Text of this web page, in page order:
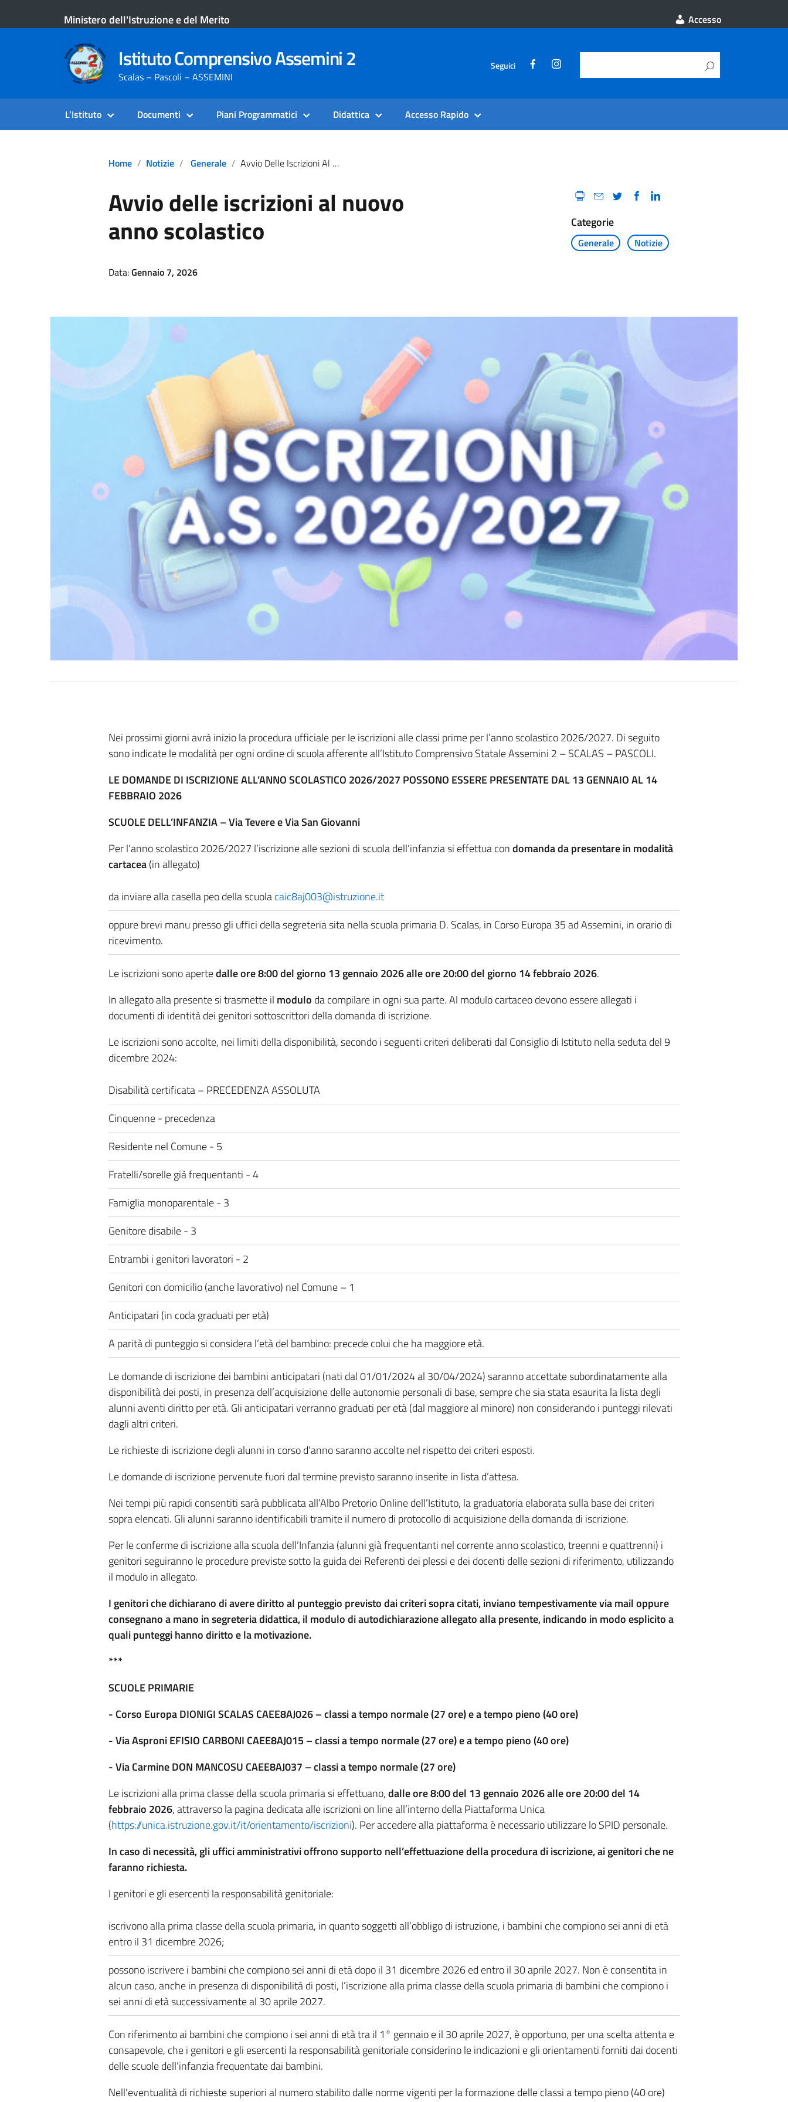
Ministero dell'Istruzione e del Merito Accesso
Istituto Comprensivo Assemini 2
Scalas – Pascoli – ASSEMINI
Seguici
L’Istituto Documenti Piani Programmatici Didattica Accesso Rapido
Home Notizie Generale Avvio Delle Iscrizioni Al Nuovo Anno Scolastico
Avvio delle iscrizioni al nuovo
anno scolastico Categorie
Generale Notizie
Data:Gennaio 7, 2026
Nei prossimi giorni avrà inizio la procedura ufficiale per le iscrizioni alle classi prime per l’anno scolastico 2026/2027. Di seguito
sono indicate le modalità per ogni ordine di scuola afferente all’Istituto Comprensivo Statale Assemini 2 – SCALAS – PASCOLI.
LE DOMANDE DI ISCRIZIONE ALL’ANNO SCOLASTICO 2026/2027 POSSONO ESSERE PRESENTATE DAL 13 GENNAIO AL 14
FEBBRAIO 2026
SCUOLE DELL’INFANZIA – Via Tevere e Via San Giovanni
Per l’anno scolastico 2026/2027 l’iscrizione alle sezioni di scuola dell’infanzia si effettua condomanda da presentare in modalità
cartacea(in allegato)
da inviare alla casella peo della scuolacaic8aj003@istruzione.it
oppure brevi manu presso gli uffici della segreteria sita nella scuola primaria D. Scalas, in Corso Europa 35 ad Assemini, in orario di
ricevimento.
Le iscrizioni sono apertedalle ore 8:00 del giorno 13 gennaio 2026 alle ore 20:00 del giorno 14 febbraio 2026.
In allegato alla presente si trasmette il modulo da compilare in ogni sua parte. Al modulo cartaceo devono essere allegati i
documenti di identità dei genitori sottoscrittori della domanda di iscrizione.
Le iscrizioni sono accolte, nei limiti della disponibilità, secondo i seguenti criteri deliberati dal Consiglio di Istituto nella seduta del 9
dicembre 2024:
Disabilità certificata – PRECEDENZA ASSOLUTA
Cinquenne - precedenza
Residente nel Comune - 5
Fratelli/sorelle già frequentanti - 4
Famiglia monoparentale - 3
Genitore disabile - 3
Entrambi i genitori lavoratori - 2
Genitori con domicilio (anche lavorativo) nel Comune – 1
Anticipatari (in coda graduati per età)
A parità di punteggio si considera l’età del bambino: precede colui che ha maggiore età.
Le domande di iscrizione dei bambini anticipatari (nati dal 01/01/2024 al 30/04/2024) saranno accettate subordinatamente alla
disponibilità dei posti, in presenza dell’acquisizione delle autonomie personali di base, sempre che sia stata esaurita la lista degli
alunni aventi diritto per età. Gli anticipatari verranno graduati per età (dal maggiore al minore) non considerando i punteggi rilevati
dagli altri criteri.
Le richieste di iscrizione degli alunni in corso d’anno saranno accolte nel rispetto dei criteri esposti.
Le domande di iscrizione pervenute fuori dal termine previsto saranno inserite in lista d’attesa.
Nei tempi più rapidi consentiti sarà pubblicata all’Albo Pretorio Online dell’Istituto, la graduatoria elaborata sulla base dei criteri
sopra elencati. Gli alunni saranno identificabili tramite il numero di protocollo di acquisizione della domanda di iscrizione.
Per le conferme di iscrizione alla scuola dell’Infanzia (alunni già frequentanti nel corrente anno scolastico, treenni e quattrenni) i
genitori seguiranno le procedure previste sotto la guida dei Referenti dei plessi e dei docenti delle sezioni di riferimento, utilizzando
il modulo in allegato.
I genitori che dichiarano di avere diritto al punteggio previsto dai criteri sopra citati, inviano tempestivamente via mail oppure
consegnano a mano in segreteria didattica, il modulo di autodichiarazione allegato alla presente, indicando in modo esplicito a
quali punteggi hanno diritto e la motivazione.
***
SCUOLE PRIMARIE
- Corso Europa DIONIGI SCALAS CAEE8AJ026 – classi a tempo normale (27 ore) e a tempo pieno (40 ore)
- Via Asproni EFISIO CARBONI CAEE8AJ015 – classi a tempo normale (27 ore) e a tempo pieno (40 ore)
- Via Carmine DON MANCOSU CAEE8AJ037 – classi a tempo normale (27 ore)
Le iscrizioni alla prima classe della scuola primaria si effettuano,dalle ore 8:00 del 13 gennaio 2026 alle ore 20:00 del 14
febbraio 2026, attraverso la pagina dedicata alle iscrizioni on line all’interno della Piattaforma Unica
(https://unica.istruzione.gov.it/it/orientamento/iscrizioni). Per accedere alla piattaforma è necessario utilizzare lo SPID personale.
In caso di necessità, gli uffici amministrativi offrono supporto nell’effettuazione della procedura di iscrizione, ai genitori che ne
faranno richiesta.
I genitori e gli esercenti la responsabilità genitoriale:
iscrivono alla prima classe della scuola primaria, in quanto soggetti all’obbligo di istruzione, i bambini che compiono sei anni di età
entro il 31 dicembre 2026;
possono iscrivere i bambini che compiono sei anni di età dopo il 31 dicembre 2026 ed entro il 30 aprile 2027. Non è consentita in
alcun caso, anche in presenza di disponibilità di posti, l’iscrizione alla prima classe della scuola primaria di bambini che compiono i
sei anni di età successivamente al 30 aprile 2027.
Con riferimento ai bambini che compiono i sei anni di età tra il 1° gennaio e il 30 aprile 2027, è opportuno, per una scelta attenta e
consapevole, che i genitori e gli esercenti la responsabilità genitoriale considerino le indicazioni e gli orientamenti forniti dai docenti
delle scuole dell’infanzia frequentate dai bambini.
Nell’eventualità di richieste superiori al numero stabilito dalle norme vigenti per la formazione delle classi a tempo pieno (40 ore)